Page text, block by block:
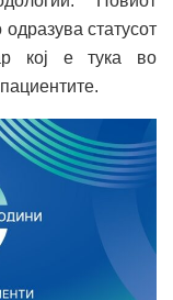
статусот
кој е тука во